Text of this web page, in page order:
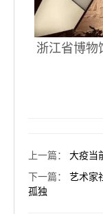
浙江省博
上一篇： 大疫当
下一篇： 艺术家
孤独